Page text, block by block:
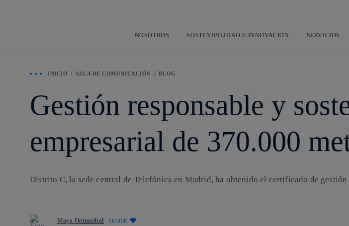
principal
NOSOTROS SOSTENIBILIDAD E INNOVACIÓN SERVICIOS
INICIO SALA DE COMUNICACIÓN BLOG
Gestión responsable y
empresarial de 370.000
Distrito C, la sede central de Telefónica en Madrid, ha obtenido el certificado de
Maya Ormazabal SEGUIR